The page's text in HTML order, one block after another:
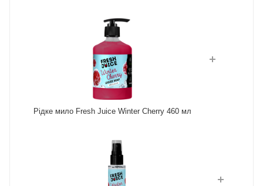
Рідке мило Fresh Juice Winter Cherry 460 мл